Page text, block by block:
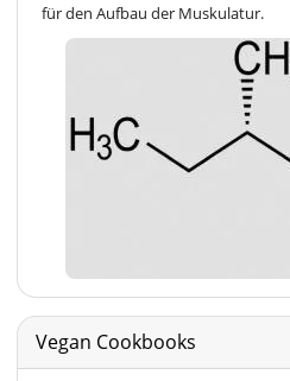
für den Aufbau der Muskulatur.
Vegan Cookbooks